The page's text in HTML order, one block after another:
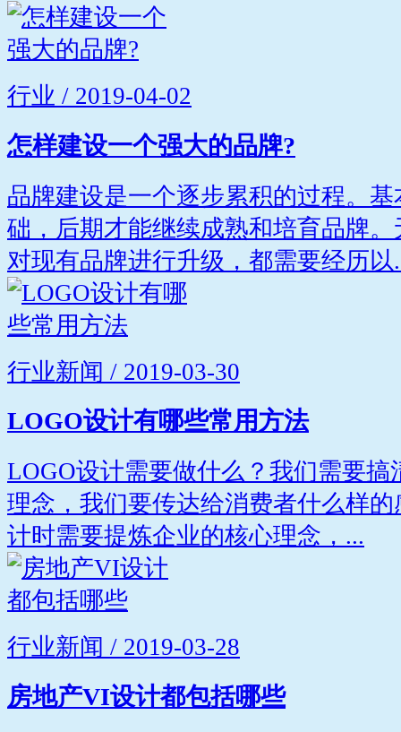
行业 / 2019-04-02
怎样建设一个强大的品牌?
品牌建设是一个逐步累积的过程。
础，后期才能继续成熟和培育品牌
对现有品牌进行升级，都需要经历以
行业新闻 / 2019-03-30
LOGO设计有哪些常用方法
LOGO设计需要做什么？我们需要
理念，我们要传达给消费者什么样
计时需要提炼企业的核心理念，...
行业新闻 / 2019-03-28
房地产VI设计都包括哪些